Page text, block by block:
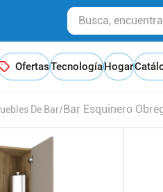
Busca, encuentra y
OfertasTecnologíaHogar
De Bar Bar Esquinero